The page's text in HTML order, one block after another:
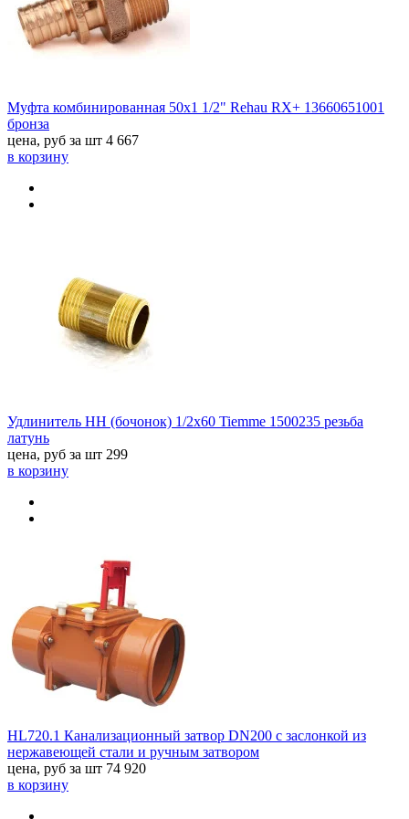
Муфта комбинированная 50x1 1/2" Rehau RX+ 13660651001
бронза
цена, руб за шт 4 667
в корзину
Удлинитель НН (бочонок) 1/2х60 Tiemme 1500235 резьба
латунь
цена, руб за шт 299
в корзину
HL720.1 Канализационный затвор DN200 с заслонкой из
нержавеющей стали и ручным затвором
цена, руб за шт 74 920
в корзину